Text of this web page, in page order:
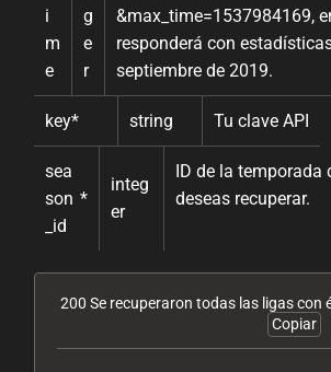
i
m
e
g
e
r
&max_time=1537984169,
responderá con
septiembre de 2019.
key* string Tu clave API
sea
son
_id
*
integ
er
ID de la temporada
deseas recuperar.
200 Se recuperaron todas las ligas con
Copiar